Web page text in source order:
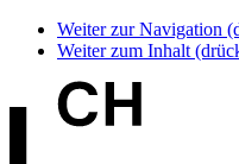
Weiter zur Navigation
Weiter zum Inhalt